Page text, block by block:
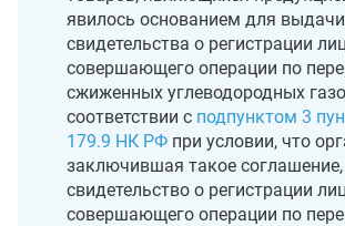
явилось основанием для выдачи
свидетельства о регистрации
совершающего операции по
сжиженных углеводородных
соответствии с подпунктом 3
179.9 НК РФ при условии, что
заключившая такое
свидетельство о регистрации
совершающего операции по